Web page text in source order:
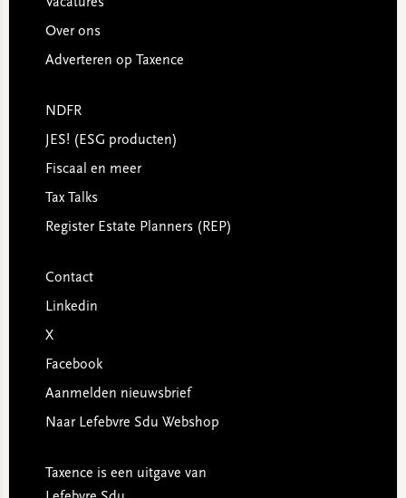
Over ons
Adverteren op Taxence
NDFR
JES! (ESG producten)
Fiscaal en meer
Tax Talks
Register Estate Planners (REP)
Contact
Linkedin
X
Facebook
Aanmelden nieuwsbrief
Naar Lefebvre Sdu Webshop
Taxence is een uitgave van